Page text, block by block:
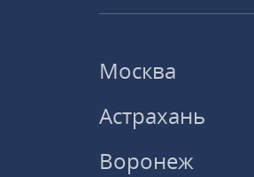
Москва
Астрахань
Воронеж